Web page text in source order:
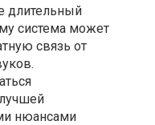
длительный
система может
связь от
нюансами